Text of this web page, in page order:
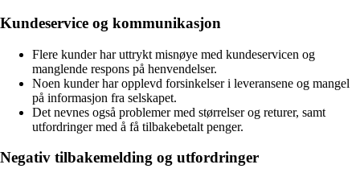
Kundeservice og kommunikasjon
Flere kunder har uttrykt misnøye med kundeservicen og
manglende respons på henvendelser.
Noen kunder har opplevd forsinkelser i leveransene og mangel
på informasjon fra selskapet.
Det nevnes også problemer med størrelser og returer, samt
utfordringer med å få tilbakebetalt penger.
Negativ tilbakemelding og utfordringer